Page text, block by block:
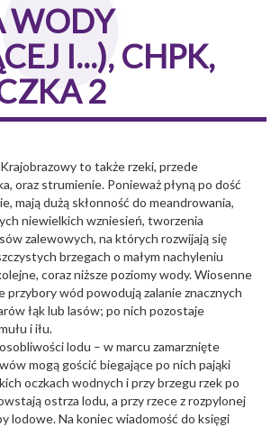
WODY
I...), CHPK,
2
to także rzeki, przede
oraz strumienie. Ponieważ płyną po dość
mają dużą skłonność do meandrowania,
niewielkich wzniesień, tworzenia
zalewowych, na których rozwijają się
brzegach o małym nachyleniu
coraz niższe poziomy wody. Wiosenne
przybory wód powodują zalanie znacznych
łąk lub lasów; po nich pozostaje
i iłu.
lodu – w marcu zamarznięte
mogą gościć biegające po nich pająki
oczkach wodnych i przy brzegu rzek po
ostrza lodu, a przy rzece z rozpylonej
lodowe. Na koniec wiadomość do księgi